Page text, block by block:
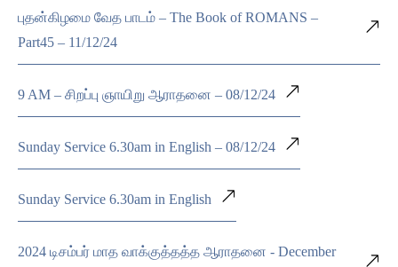
புதன்கிழமை வேத பாடம் – The Book of ROMANS –
Part45 – 11/12/24
9 AM – சிறப்பு ஞாயிறு ஆராதனை – 08/12/24
Sunday Service 6.30am in English – 08/12/24
Sunday Service 6.30am in English
2024 டிசம்பர் மாத வாக்குத்தத்த ஆராதனை - December